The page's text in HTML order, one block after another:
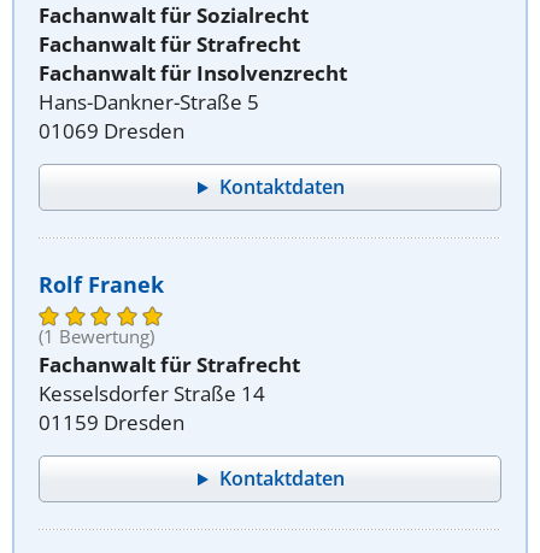
Fachanwalt für Sozialrecht
Fachanwalt für Strafrecht
Fachanwalt für Insolvenzrecht
Hans-Dankner-Straße 5
01069 Dresden
Kontaktdaten
Rolf Franek
(1 Bewertung)
Fachanwalt für Strafrecht
Kesselsdorfer Straße 14
01159 Dresden
Kontaktdaten